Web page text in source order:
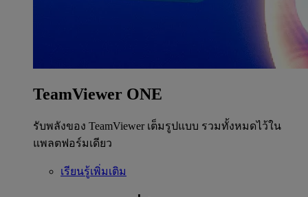
TeamViewer ONE
รับพลังของ TeamViewer เต็มรูปแบบ รวมทั้งหมดไว้ใน
แพลตฟอร์มเดียว
เรียนรู้เพิ่มเติม